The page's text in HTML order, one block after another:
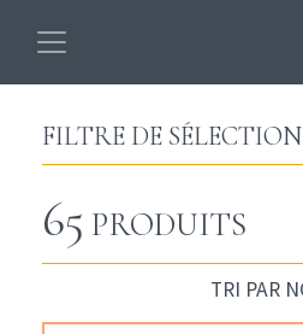
FILTRE DE SÉLECTION
65 PRODUITS